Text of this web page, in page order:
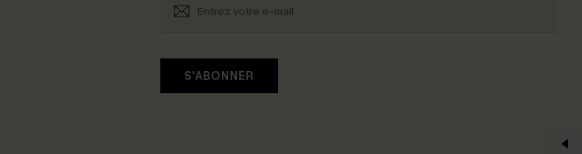
S'ABONNER